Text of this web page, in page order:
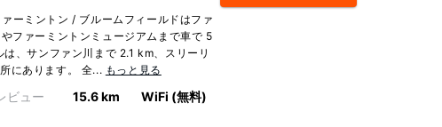
ーミントン / ブルームフィールドはファ
ファーミントンミュージアムまで車で 5
、サンファン川まで 2.1 km、スリーリ
にあります。 全... もっと見る
ビュー 15.6 km WiFi (無料)